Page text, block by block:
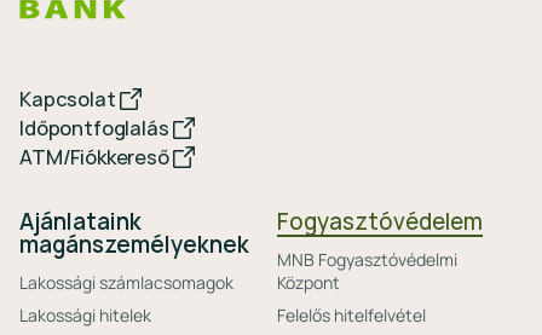
Kapcsolat
Időpontfoglalás
ATM/Fiókkereső
Ajánlataink
magánszemélyeknek
Lakossági számlacsomagok
Lakossági hitelek
Fogyasztóvédelem
MNB Fogyasztóvédelmi
Központ
Felelős hitelfelvétel